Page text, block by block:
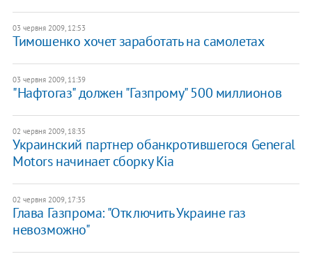
03 червня 2009, 12:53
Тимошенко хочет заработать на самолетах
03 червня 2009, 11:39
"Нафтогаз" должен "Газпрому" 500 миллионов
02 червня 2009, 18:35
Украинский партнер обанкротившегося General
Motors начинает сборку Kia
02 червня 2009, 17:35
Глава Газпрома: "Отключить Украине газ
невозможно"